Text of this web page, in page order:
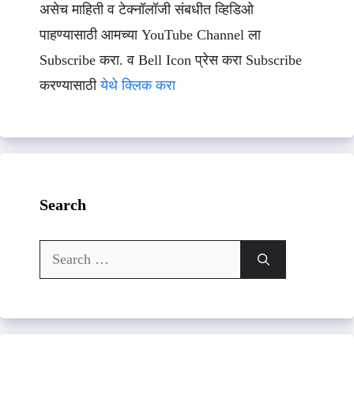
असेच माहिती व टेक्नॉलॉजी संबधीत व्हिडिओ
पाहण्यासाठी आमच्या YouTube Channel ला
Subscribe करा. व Bell Icon प्रेस करा Subscribe
करण्यासाठीयेथे क्लिक करा
Search
Search
for: